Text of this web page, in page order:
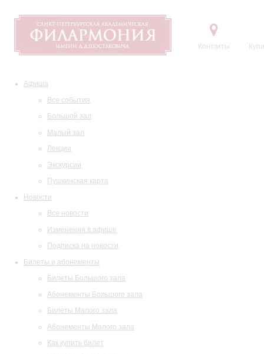
Контакты
Афиша
Все события
Большой зал
Малый зал
Лекции
Экскурсии
Пушкинская карта
Новости
Все новости
Изменения в афише
Подписка на новости
Билеты и абонементы
Билеты Большого зала
Абонементы Большого зала
Билеты Малого зала
Абонементы Малого зала
Как купить билет